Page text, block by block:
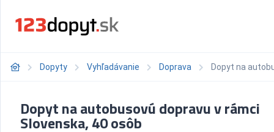
Dopyty Vyhľadávanie Doprava Dopyt na
Dopyt na autobusovú dopravu v rámci
Slovenska, 40 osôb